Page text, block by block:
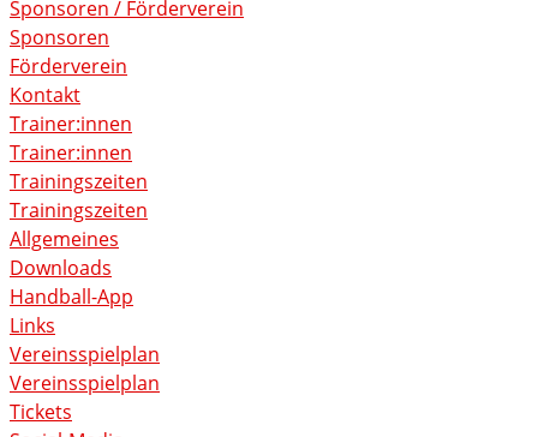
Sponsoren / Förderverein
Sponsoren
Förderverein
Kontakt
Trainer:innen
Trainer:innen
Trainingszeiten
Trainingszeiten
Allgemeines
Downloads
Handball-App
Links
Vereinsspielplan
Vereinsspielplan
Tickets